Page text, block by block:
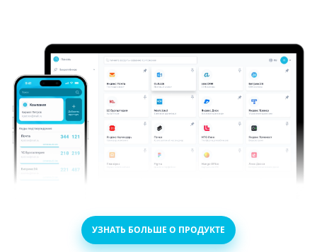
УЗНАТЬ БОЛЬШЕ О ПРОДУКТЕ